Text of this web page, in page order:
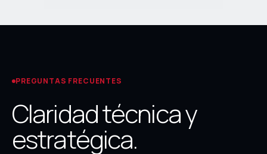
PREGUNTAS FRECUENTES
Claridad técnica y
estratégica.